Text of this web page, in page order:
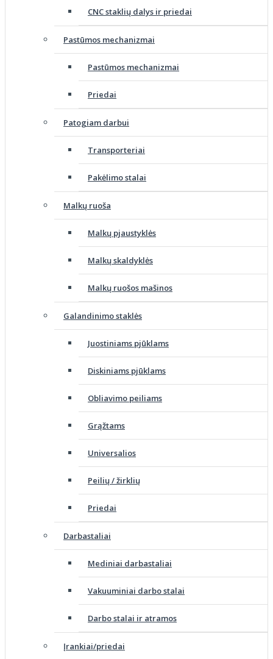
CNC staklių dalys ir priedai
Pastūmos mechanizmai
Pastūmos mechanizmai
Priedai
Patogiam darbui
Transporteriai
Pakėlimo stalai
Malkų ruoša
Malkų pjaustyklės
Malkų skaldyklės
Malkų ruošos mašinos
Galandinimo staklės
Juostiniams pjūklams
Diskiniams pjūklams
Obliavimo peiliams
Grąžtams
Universalios
Peilių / žirklių
Priedai
Darbastaliai
Mediniai darbastaliai
Vakuuminiai darbo stalai
Darbo stalai ir atramos
Įrankiai/priedai